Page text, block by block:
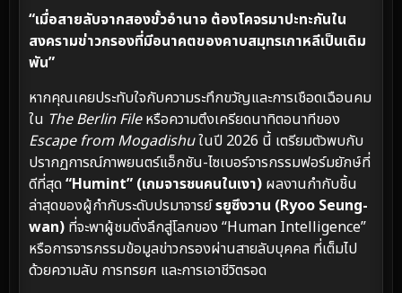
“เมื่อสายลับจากสองขั้วอำนาจ ต้องโคจรมาปะทะกันใน
สงครามข่าวกรองที่มีอนาคตของคาบสมุทรเกาหลีเป็นเดิม
พัน”
หากคุณเคยประทับใจกับความระทึกขวัญและการเชือดเฉือนคม
ใน The Berlin Fileหรือความตึงเครียดนาทิตอนาทีของ
Escape from Mogadishuในปี 2026 นี้ เตรียมตัวพบกับ
ปรากฏการณ์ภาพยนตร์แอ็กชัน-ไซเบอร์จารกรรมฟอร์มยักษ์ที่
ดีที่สุด“Humint” (เกมจารชนคนในเงา) ผลงานกำกับชิ้น
ล่าสุดของผู้กำกับระดับปรมาจารย์รยูซึงวาน (Ryoo Seung-
wan) ที่จะพาผู้ชมดิ่งลึกสู่โลกของ “Human Intelligence”
หรือการจารกรรมข้อมูลข่าวกรองผ่านสายลับบุคคล ที่เต็มไป
ด้วยความลับ การทรยศ และการเอาชีวิตรอด